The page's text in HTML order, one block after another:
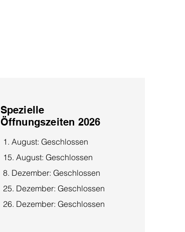
Spezielle
Öffnungszeiten 2026
1. August: Geschlossen
15. August: Geschlossen
8. Dezember: Geschlossen
25. Dezember: Geschlossen
26. Dezember: Geschlossen